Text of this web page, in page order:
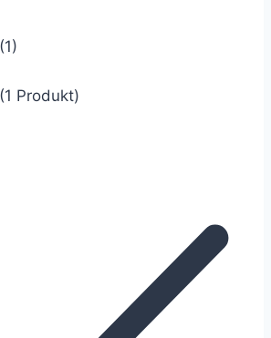
(1)
Produkt)